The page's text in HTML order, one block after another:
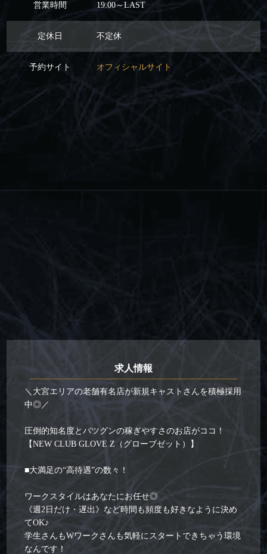
営業時間 19:00～LAST
定休日 不定休
予約サイト オフィシャルサイト
求人情報
＼大宮エリアの老舗有名店が新規キャストさんを積極採用
中◎／
圧倒的知名度とバツグンの稼ぎやすさのお店がココ！
【NEW CLUB GLOVE Z（グローブゼット）】
■大満足の“高待遇”の数々！
ワークスタイルはあなたにお任せ◎
《週2日だけ・遅出》など時間も頻度も好きなように決め
てOK♪
学生さんもWワークさんも気軽にスタートできちゃう環境
なんです！